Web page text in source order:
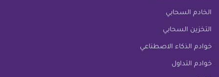
الخادم السحابي
التخزين السحابي
خوادم الذكاء الاصطناعي
خوادم التداول